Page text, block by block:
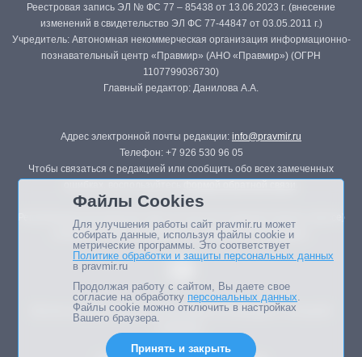
Реестровая запись ЭЛ № ФС 77 – 85438 от 13.06.2023 г. (внесение
изменений в свидетельство ЭЛ ФС 77-44847 от 03.05.2011 г.)
Учредитель: Автономная некоммерческая организация информационно-
познавательный центр «Правмир» (АНО «Правмир») (ОГРН
1107799036730)
Главный редактор: Данилова А.А.
Адрес электронной почты редакции: info@pravmir.ru
Телефон: +7 926 530 96 05
Чтобы связаться с редакцией или сообщить обо всех замеченных
Републикация материалов сайта в печатных изданиях (книгах, прессе)
возможна только с письменного разрешения редакции.
Мнение авторов статей портала может не совпадать с позицией
Файлы Cookies
Для улучшения работы сайт pravmir.ru может
собирать данные, используя файлы cookie и
метрические программы. Это соответствует
Политике обработки и защиты персональных данных
в pravmir.ru
Продолжая работу с сайтом, Вы даете свое
согласие на обработку персональных данных.
Файлы cookie можно отключить в настройках
Вашего браузера.
Принять и закрыть